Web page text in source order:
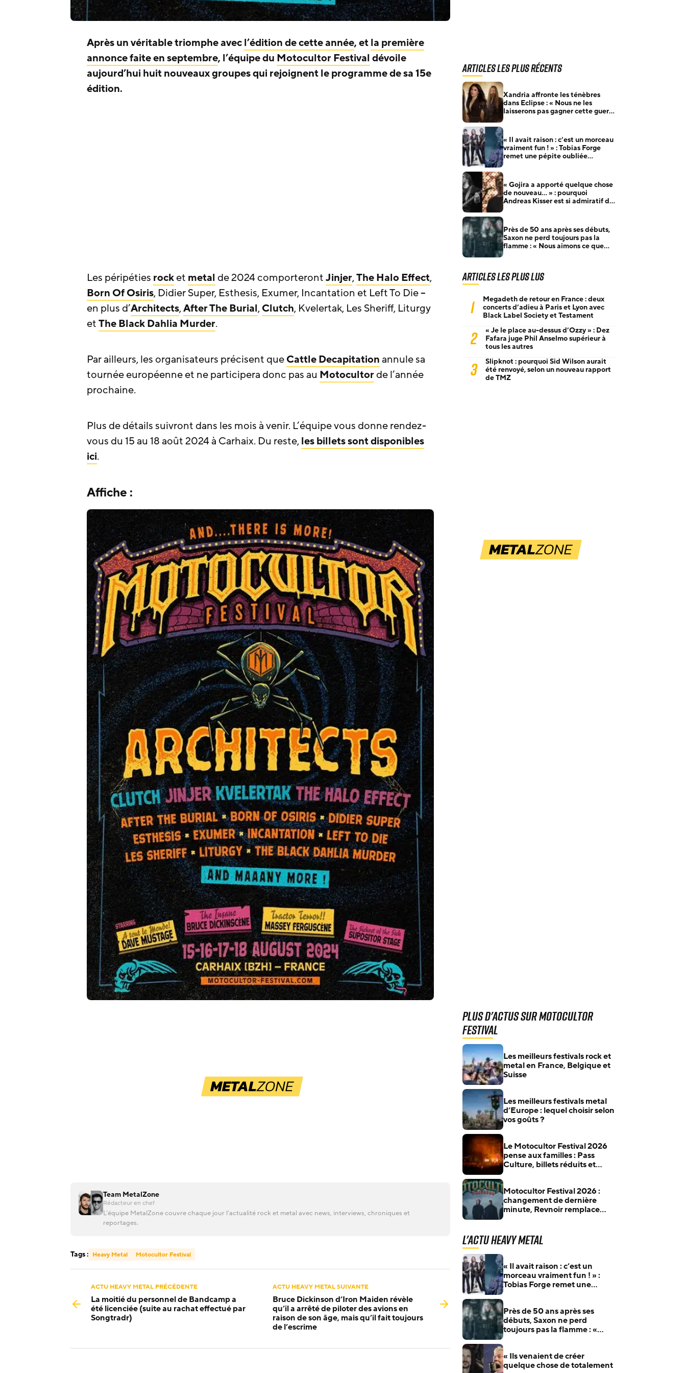
Après un véritable triomphe avecl’édition de cette année, etla première
annonce faite en septembre, l’équipe du Motocultor Festival dévoile
aujourd’hui huit nouveaux groupes qui rejoignent le programme de sa 15e
édition.
Les péripéties rocket metal de 2024 comporterontJinjer,The Halo Effect,
Born Of Osiris, Didier Super, Esthesis, Exumer, Incantation et Left To Die –
en plus d’Architects,After The Burial,Clutch, Kvelertak, Les Sheriff, Liturgy
etThe Black Dahlia Murder.
Par ailleurs, les organisateurs précisent queCattle Decapitationannule sa
tournée européenne et ne participera donc pas au Motocultorde l’année
prochaine.
Plus de détails suivront dans les mois à venir. L’équipe vous donne rendez-
vous du 15 au 18 août 2024 à Carhaix. Du reste,les billets sont disponibles
ici.
Affiche :
Team MetalZone
Rédacteur en chef
L’équipe MetalZone couvre chaque jour l’actualité rock et metal avec news, interviews, chroniques et
reportages.
Tags : Heavy Metal Motocultor Festival
ACTU HEAVY METAL PRÉCÉDENTE
La moitié du personnel de Bandcamp a
été licenciée (suite au rachat effectué par
Songtradr)
ACTU HEAVY METAL SUIVANTE
Bruce Dickinson d’Iron Maiden révèle
qu’il a arrêté de piloter des avions en
raison de son âge, mais qu’il fait toujours
de l’escrime
Articles les plus récents
Xandria affronte les ténèbres
dans Eclipse : « Nous ne les
laisserons pas gagner cette guerre
« Il avait raison : c’est un morceau
vraiment fun ! » : Tobias Forge
remet une pépite oubliée
« Gojira a apporté quelque chose
de nouveau… » : pourquoi
Andreas Kisser est si admiratif du
Près de 50 ans après ses débuts,
Saxon ne perd toujours pas la
flamme : « Nous aimons ce que
Articles les plus lus
1
Megadeth de retour en France : deux
concerts d’adieu à Paris et Lyon avec
Black Label Society et Testament
2
« Je le place au-dessus d’Ozzy » : Dez
Fafara juge Phil Anselmo supérieur à
tous les autres
3
Slipknot : pourquoi Sid Wilson aurait
été renvoyé, selon un nouveau rapport
de TMZ
Plus d'actus sur Motocultor
Festival
Les meilleurs festivals rock et
metal en France, Belgique et
Suisse
Les meilleurs festivals metal
d’Europe : lequel choisir selon
vos goûts ?
Le Motocultor Festival 2026
pense aux familles : Pass
Culture, billets réduits et
Motocultor Festival 2026 :
changement de dernière
minute, Revnoir remplace
L'actu Heavy Metal
« Il avait raison : c’est un
morceau vraiment fun ! » :
Tobias Forge remet une
Près de 50 ans après ses
débuts, Saxon ne perd
toujours pas la flamme : «
« Ils venaient de créer
quelque chose de totalement